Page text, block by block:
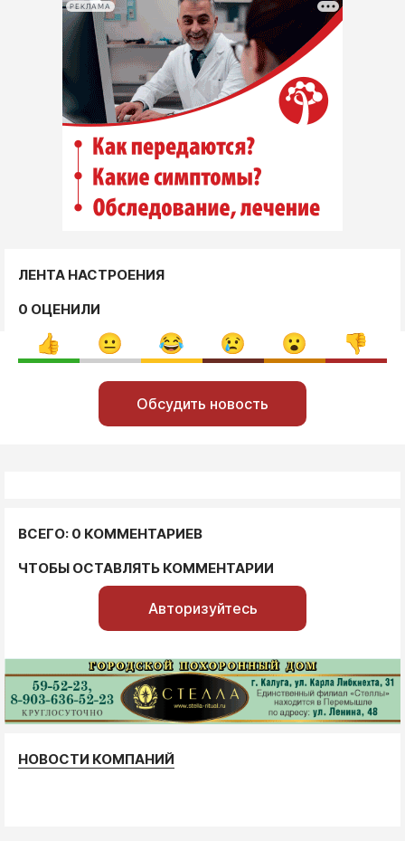
РЕКЛАМА
ЛЕНТА НАСТРОЕНИЯ
0 ОЦЕНИЛИ
Обсудить новость
ВСЕГО: 0 КОММЕНТАРИЕВ
ЧТОБЫ ОСТАВЛЯТЬ КОММЕНТАРИИ
Авторизуйтесь
НОВОСТИ КОМПАНИЙ